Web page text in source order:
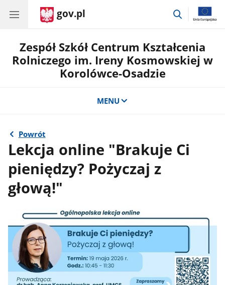
gov.pl
przejdź
Zespół Szkół Centrum Kształcenia
Rolniczego im. Ireny Kosmowskiej w
Korolówce-Osadzie
MENU
Powrót
Lekcja online "Brakuje Ci
pieniędzy? Pożyczaj z
głową!"